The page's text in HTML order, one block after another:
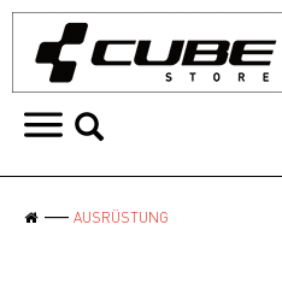
AUSRÜSTUNG